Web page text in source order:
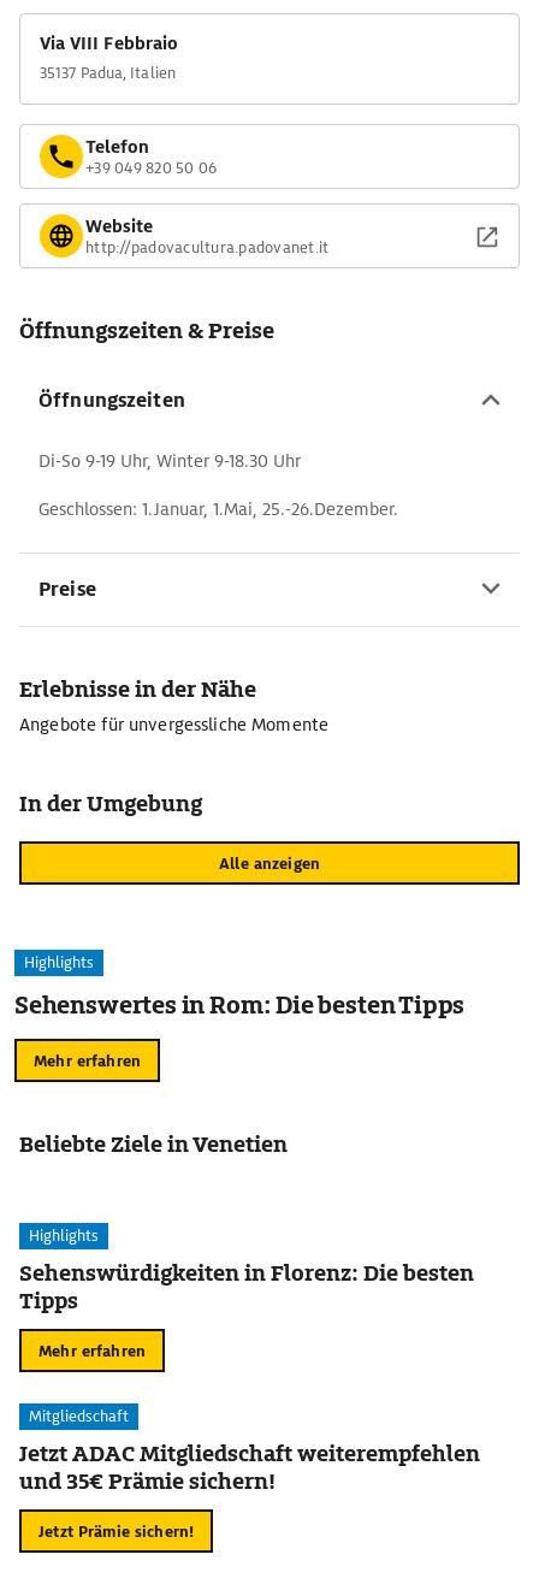
Via VIII Febbraio
35137 Padua, Italien
Telefon
+39 049 820 50 06
Website
http://padovacultura.padovanet.it
Öffnungszeiten & Preise
Öffnungszeiten
Di-So 9-19 Uhr, Winter 9-18.30 Uhr
Geschlossen: 1.Januar, 1.Mai, 25.-26.Dezember.
Preise
Erlebnisse in der Nähe
Angebote für unvergessliche Momente
In der Umgebung
Alle anzeigen
Highlights
Sehenswertes in Rom: Die besten Tipps
Mehr erfahren
Beliebte Ziele in Venetien
Highlights
Sehenswürdigkeiten in Florenz: Die besten
Tipps
Mehr erfahren
Mitgliedschaft
Jetzt ADAC Mitgliedschaft weiterempfehlen
und 35€ Prämie sichern!
Jetzt Prämie sichern!